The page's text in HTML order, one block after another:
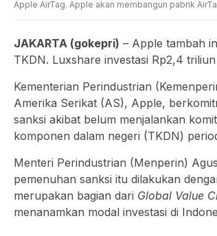
Apple AirTag. Apple akan membangun pabrik
JAKARTA (gokepri) – Apple tambah
TKDN. Luxshare investasi Rp2,4 triliun
Kementerian Perindustrian
Amerika Serikat (AS), Apple,
sanksi akibat belum menjalankan
komponen dalam negeri (TKDN)
Menteri Perindustrian (Menperin)
pemenuhan sanksi itu dilakukan
merupakan bagian dari Global Value
menanamkan modal investasi di